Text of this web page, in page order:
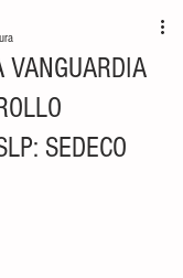
VANGUARDIA
SEDECO